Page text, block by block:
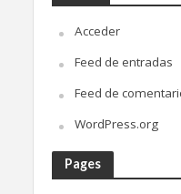
Acceder
Feed de entradas
Feed de
WordPress.org
Pages